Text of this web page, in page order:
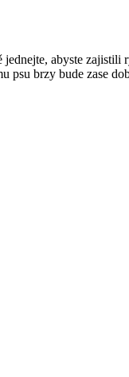
abyste
psu brzy bude zase